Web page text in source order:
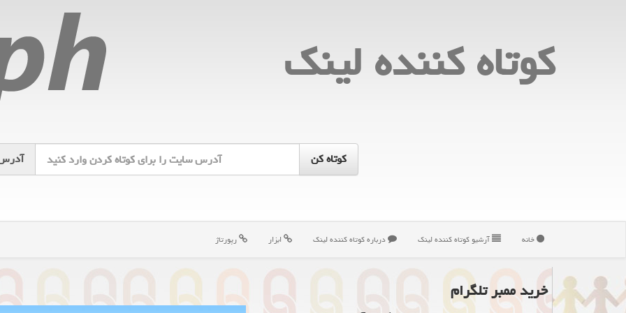
كوتاه كننده لینك
خانه آرشیو كوتاه كننده لینك درباره كوتاه كننده لینك ابزار رپورتاژ
خرید ممبر تلگرام